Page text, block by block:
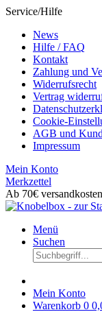
Service/Hilfe
News
Hilfe / FAQ
Kontakt
Zahlung und
Widerrufsrecht
Vertrag
Cookie-
AGB und
Impressum
Mein Konto
Merkzettel
Ab 70€
Menü
Suchen
Mein Konto
Warenkorb 0